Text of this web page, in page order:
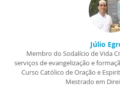
Júlio
Membro do Sodalício de Vida
serviços de evangelização e
Curso Católico de Oração e
Mestrado em